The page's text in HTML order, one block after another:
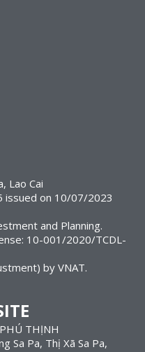
Lao Cai
issued on 10/07/2023
and Planning.
10-001/2020/TCDL-
by VNAT.
THỊNH
Sa Pa, Thị Xã Sa Pa,